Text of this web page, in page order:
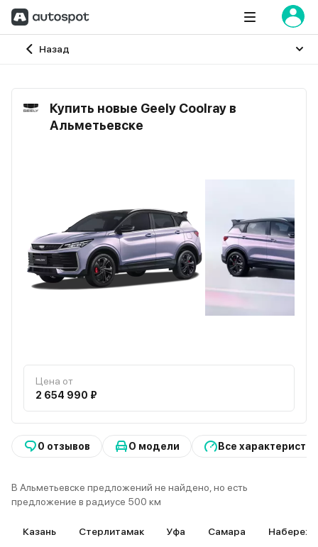
Назад
Главная
Купить новые Geely Coolray в
Альметьевске
Цена от
2 654 990 ₽
0 отзывов О модели Все
В Альметьевске предложений не найдено, но есть
предложение в радиусе 500 км
Казань Стерлитамак Уфа Самара